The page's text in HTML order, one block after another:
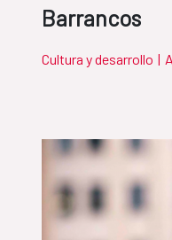
Barrancos
Cultura y desarrollo |